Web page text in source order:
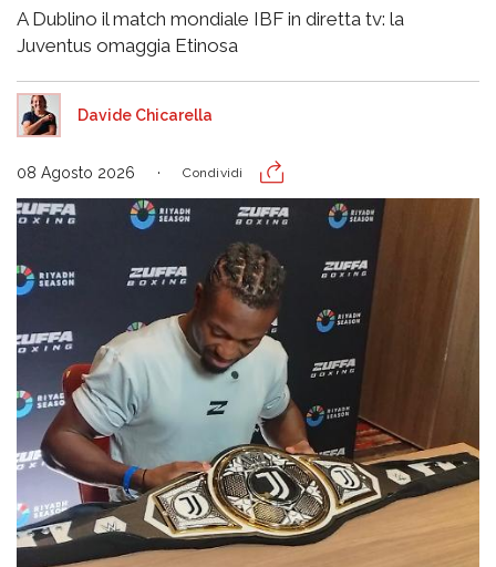
A Dublino il match mondiale IBF in diretta tv: la
Juventus omaggia Etinosa
Davide Chicarella
08 Agosto 2026 Condividi